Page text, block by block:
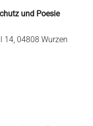
und Poesie
14, 04808 Wurzen